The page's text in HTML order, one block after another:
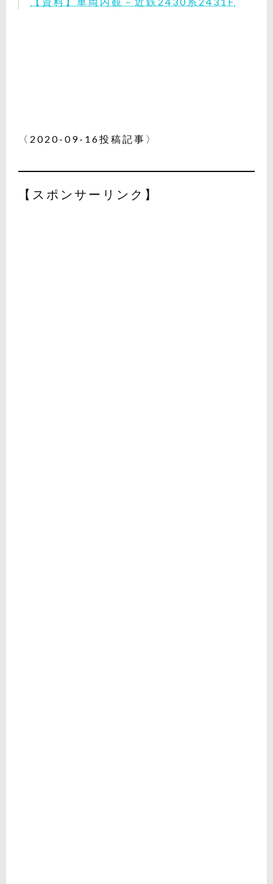
〈2020-09-16投稿記事〉
【スポンサーリンク】